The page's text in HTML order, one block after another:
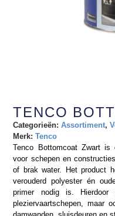
TENCO
Categorieën: Assortiment,
Merk:Tenco
Tenco Bottomcoat Zwart is
voor schepen en
of brak water. Het product
verouderd polyester én
primer nodig is.
pleziervaartschepen, maar